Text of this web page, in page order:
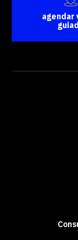
agendar